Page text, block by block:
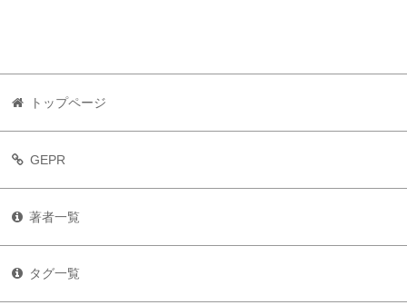
トップページ
GEPR
著者一覧
タグ一覧